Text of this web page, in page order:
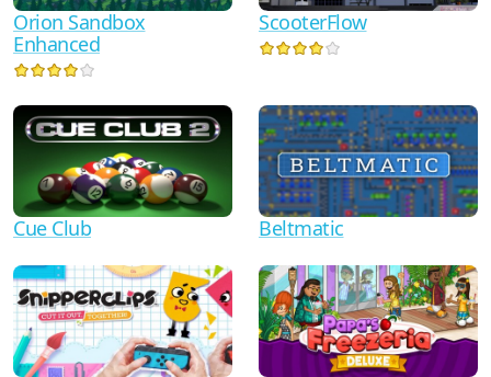
Orion Sandbox
Enhanced
ScooterFlow
Cue Club Beltmatic